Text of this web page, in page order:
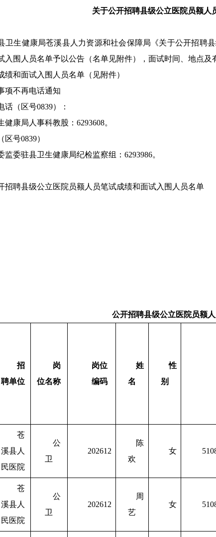
关于公开招聘县级公立医院员额人
卫生健康局苍溪县人力资源和社会保障局《关于公开招聘
入围人员名单予以公告（名单见附件），面试时间、地点及
绩和面试入围人员名单（见附件）
项不再电话通知
话（区号0839）：
健康局人事科教股：6293608。
区号0839）
监委驻县卫生健康局纪检监察组：6293986。
招聘县级公立医院员额人员笔试成绩和面试入围人员名单
公开招聘县级公立医院员额
招
聘单位
岗
位名称
岗位
编码
姓
名
性
别
苍
溪县人
民医院
公
卫
202612
陈
欢
女
苍
溪县人
民医院
公
卫
202612
周
艺
女